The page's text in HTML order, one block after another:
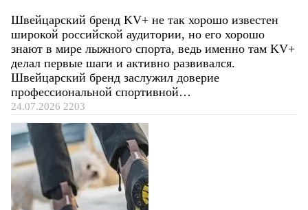
Швейцарский бренд KV+ не так хорошо известен
широкой российской аудитории, но его хорошо
знают в мире лыжного спорта, ведь именно там KV+
делал первые шаги и активно развивался.
Швейцарский бренд заслужил доверие
профессиональной спортивной…
24.07.2026 2203